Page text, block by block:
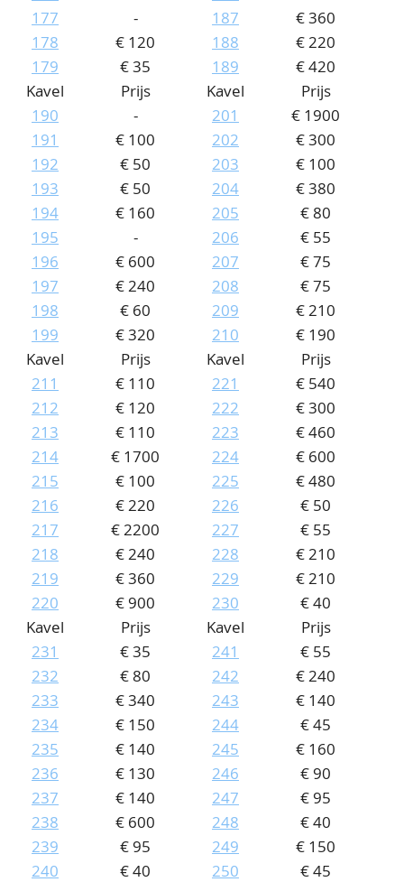
177
-
178
€ 120
179
€ 35
187
€ 360
188
€ 220
189
€ 420
Kavel
Prijs
190
-
191
€ 100
192
€ 50
193
€ 50
194
€ 160
195
-
196
€ 600
197
€ 240
198
€ 60
199
€ 320
Kavel
Prijs
201
€ 1900
202
€ 300
203
€ 100
204
€ 380
205
€ 80
206
€ 55
207
€ 75
208
€ 75
209
€ 210
210
€ 190
Kavel
Prijs
211
€ 110
212
€ 120
213
€ 110
214
€ 1700
215
€ 100
216
€ 220
217
€ 2200
218
€ 240
219
€ 360
220
€ 900
Kavel
Prijs
221
€ 540
222
€ 300
223
€ 460
224
€ 600
225
€ 480
226
€ 50
227
€ 55
228
€ 210
229
€ 210
230
€ 40
Kavel
Prijs
231
€ 35
232
€ 80
233
€ 340
234
€ 150
235
€ 140
236
€ 130
237
€ 140
238
€ 600
239
€ 95
240
€ 40
Kavel
Prijs
241
€ 55
242
€ 240
243
€ 140
244
€ 45
245
€ 160
246
€ 90
247
€ 95
248
€ 40
249
€ 150
250
€ 45